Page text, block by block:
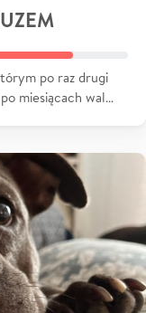
po raz drugi
miesiącach wal…